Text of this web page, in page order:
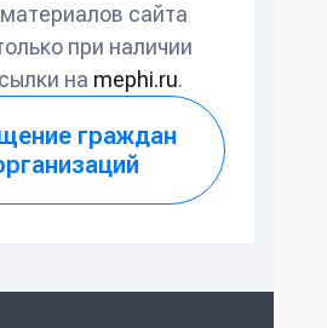
сайта
при наличии
на mephi.ru.
граждан